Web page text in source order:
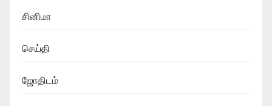
சினிமா
செய்தி
ஜோதிடம்